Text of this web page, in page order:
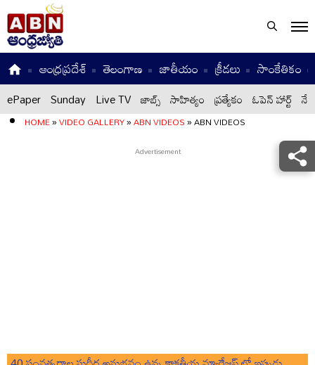
ఆంధ్రప్రదేశ్ తెలంగాణ జాతీయం క్రీడలు సాంకేతికం
ePaper Sunday Live TV జాబ్స్ సాహిత్యం ప్రత్యేకం ఓపెన్ హార్ట్
HOME»VIDEO GALLERY»ABN VIDEOS»ABN VIDEOS